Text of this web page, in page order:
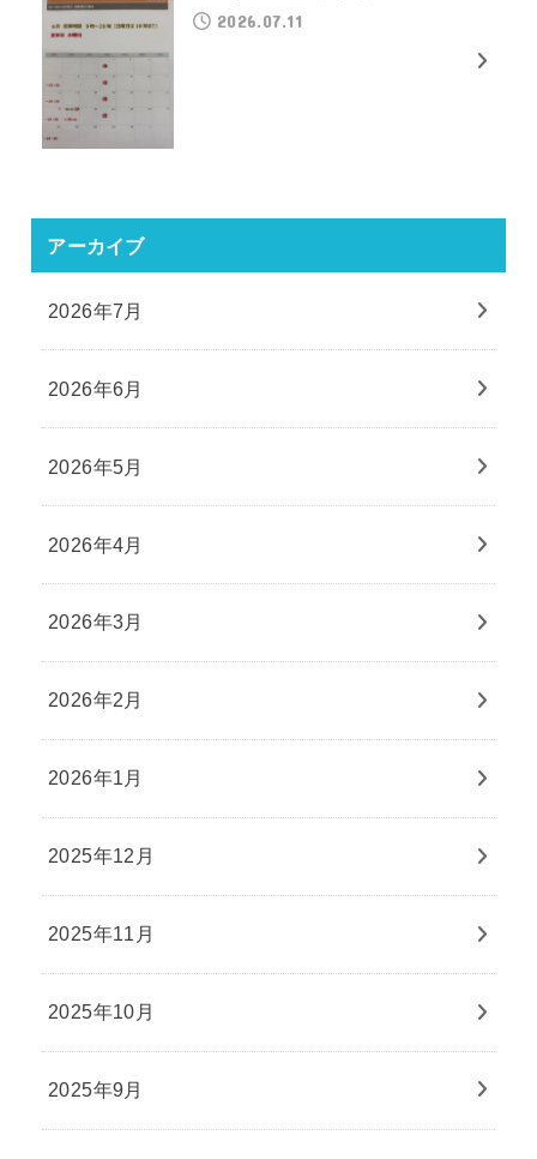
2026.07.11
アーカイブ
2026年7月
2026年6月
2026年5月
2026年4月
2026年3月
2026年2月
2026年1月
2025年12月
2025年11月
2025年10月
2025年9月